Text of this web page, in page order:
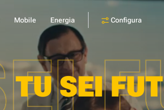
Mobile Energia Configura
TU SEI